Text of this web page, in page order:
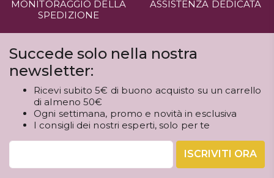
MONITORAGGIO DELLA
SPEDIZIONE
ASSISTENZA DEDICATA
Succede solo nella nostra
newsletter:
Ricevi subito 5€ di buono acquisto su un carrello
di almeno 50€
Ogni settimana, promo e novità in esclusiva
I consigli dei nostri esperti, solo per te
ISCRIVITI ORA